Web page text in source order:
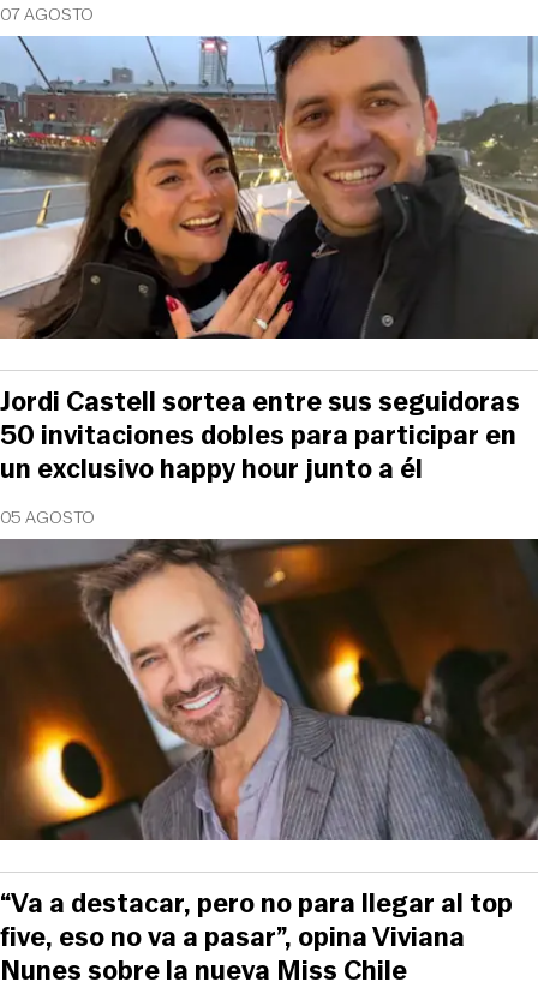
07 AGOSTO
05 AGOSTO
Jordi Castell sortea entre sus seguidoras
50 invitaciones dobles para participar en
un exclusivo happy hour junto a él
“Va a destacar, pero no para llegar al top
five, eso no va a pasar”, opina Viviana
Nunes sobre la nueva Miss Chile